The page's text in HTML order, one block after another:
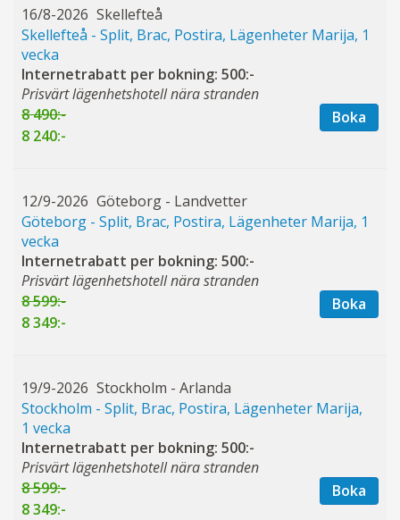
16/8-2026 Skellefteå
Skellefteå - Split, Brac, Postira, Lägenheter Marija, 1
vecka
Internetrabatt per bokning: 500:-
Prisvärt lägenhetshotell nära stranden
8 490:-
8 240:-
Boka
12/9-2026 Göteborg - Landvetter
Göteborg - Split, Brac, Postira, Lägenheter Marija, 1
vecka
Internetrabatt per bokning: 500:-
Prisvärt lägenhetshotell nära stranden
8 599:-
8 349:-
Boka
19/9-2026 Stockholm - Arlanda
Stockholm - Split, Brac, Postira, Lägenheter Marija,
1 vecka
Internetrabatt per bokning: 500:-
Prisvärt lägenhetshotell nära stranden
8 599:-
8 349:-
Boka